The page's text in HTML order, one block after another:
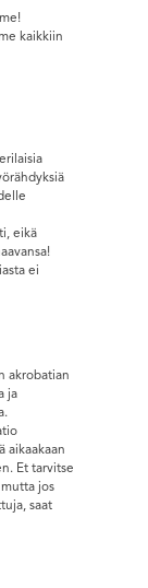
kaikkiin
eikä
ei
akrobatian
ja
aikaakaan
Et tarvitse
jos
saat